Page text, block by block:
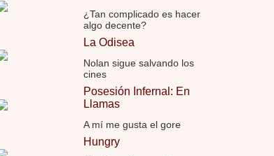
¿Tan complicado es hacer
algo decente?
La Odisea
Nolan sigue salvando los
cines
Posesión Infernal: En
Llamas
A mí me gusta el gore
Hungry